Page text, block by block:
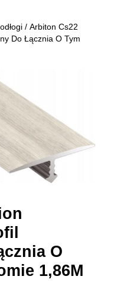
/ Arbiton Cs22
Do Łącznia O Tym
O
1,86M